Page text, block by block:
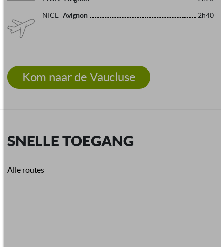
NICE Avignon 2h40
Kom naar de Vaucluse
SNELLE TOEGANG
Alle routes